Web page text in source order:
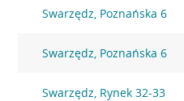
Swarzędz, Poznańska 6
Swarzędz, Poznańska 6
Swarzędz, Rynek 32-33